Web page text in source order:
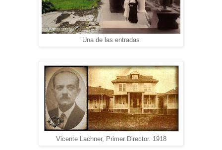
Una de las entradas
Vicente Lachner, Primer Director. 1918